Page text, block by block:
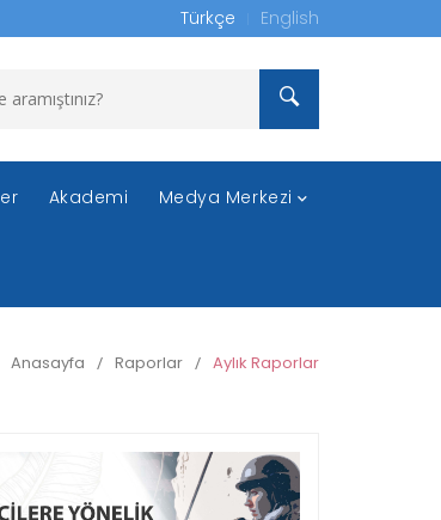
Türkçe English
Akademi Medya Merkezi
Anasayfa / Raporlar / Aylık Raporlar